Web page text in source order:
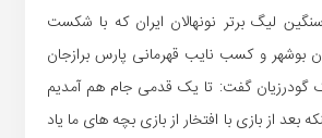
لیگ برتر نونهالان ایران که با شکست
بوشهر و کسب نایب قهرمانی پارس برازجان
گودرزیان گفت: تا یک قدمی جام هم آمدیم
از بازی با افتخار از بازی بچه های ما یاد